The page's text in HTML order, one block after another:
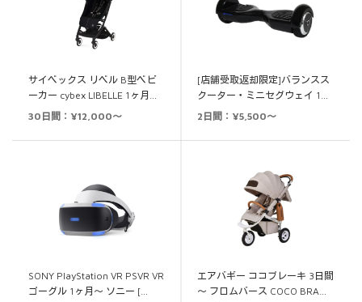
サイベックス リベル B型ベビ
ーカー cybex LIBELLE 1ヶ月…
30日間：¥12,000～
[店舗受取返却限定]バランスス
クーター・ミニセグウェイ 1…
2日間：¥5,500～
SONY PlayStation VR PSVR VR
ゴーグル 1ヶ月～ ソニー […
エアバギー ココブレーキ 3日間
～ フロムバース COCO BRA…